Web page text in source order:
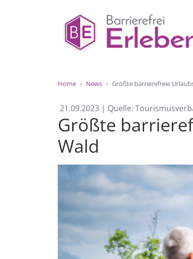
Home News Größte barrierefreie
21.09.2023 | Quelle:
Größte
Wald